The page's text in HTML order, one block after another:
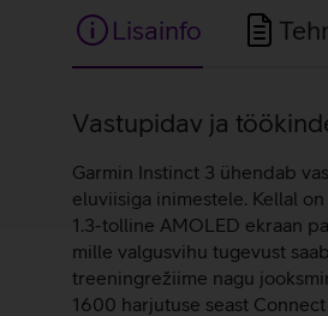
Lisainfo
Lisainfo
Vastupidav ja
Garmin Instinct 3 ühendab
eluviisiga inimestele. Kellal
1.3-tolline AMOLED ekraan
mille valgusvihu tugevust
treeningrežiime nagu
1600 harjutuse seast